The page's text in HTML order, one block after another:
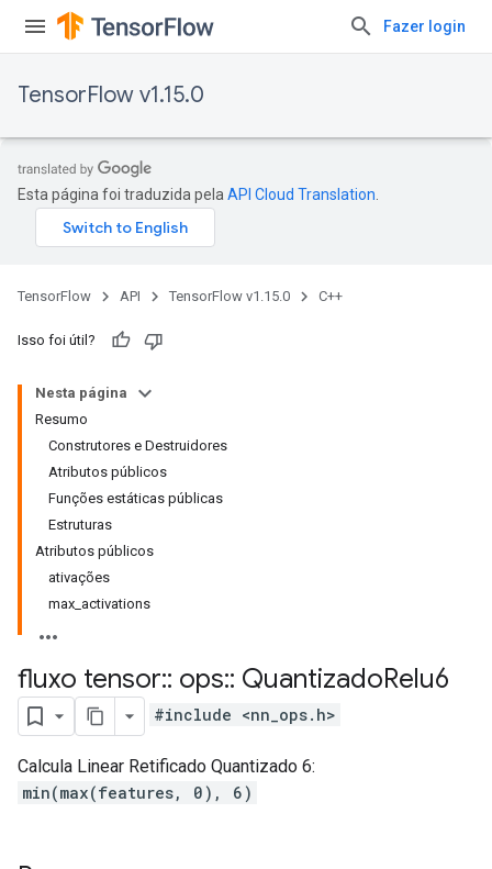
Fazer login
TensorFlow v1.15.0
Esta página foi traduzida pela API Cloud Translation
TensorFlow API TensorFlow v1.15.0 C++
Isso foi útil?
Nesta página
Resumo
Construtores e Destruidores
Atributos públicos
Funções estáticas públicas
Estruturas
Atributos públicos
ativações
max_activations
fluxo tensor:: ops:: QuantizadoRelu6
#include <nn_ops.h>
Calcula Linear Retificado Quantizado 6:
min(max(features, 0), 6)